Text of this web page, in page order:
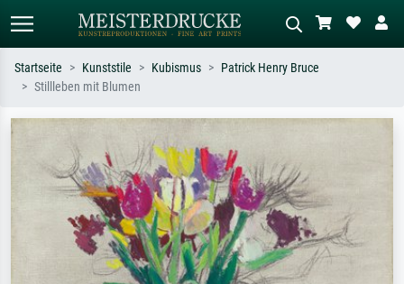
Suchen Sie nach Künstlern, Werktiteln
oder Stilen – z.B. Monet,
Sternennacht, Impressionismus, Welle
Hokusai, Akt.
Wiese, Abstrakt mit viel Rot, Dunkles
Ölgemälde, Stehender Akt neben einem
Baum.
Startseite Kunststile Kubismus
Patrick Henry Bruce
Stillleben mit Blumen